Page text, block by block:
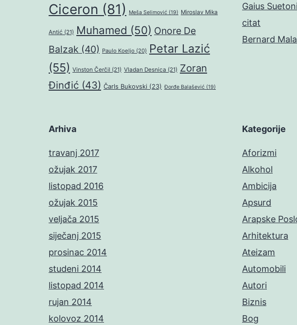
Ciceron (81) Meša Selimović (19) Miroslav Mika
Antić (21) Muhamed (50) Onore De
Balzak (40) Paulo Koeljo (20) Petar Lazić
(55) Vinston Čerčil (21) Vladan Desnica (21) Zoran
Đinđić (43) Čarls Bukovski (23) Đorđe Balašević (19)
Gaius
citat
Bernard
Arhiva
travanj 2017
ožujak 2017
listopad 2016
ožujak 2015
veljača 2015
siječanj 2015
prosinac 2014
studeni 2014
listopad 2014
rujan 2014
kolovoz 2014
Kategorije
Aforizmi
Alkohol
Ambicija
Apsurd
Arapske
Arhitektura
Ateizam
Automobili
Autori
Biznis
Bog